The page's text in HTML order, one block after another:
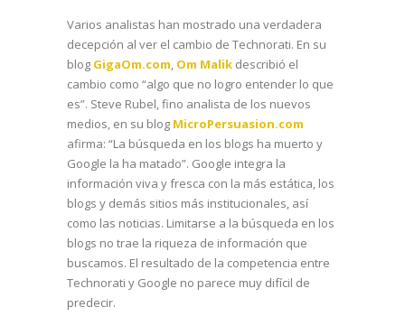
Varios analistas han mostrado una verdadera
decepción al ver el cambio de Technorati. En su
blog GigaOm.com, Om Malik describió el
cambio como “algo que no logro entender lo que
es”. Steve Rubel, fino analista de los nuevos
medios, en su blog MicroPersuasion.com
afirma: “La búsqueda en los blogs ha muerto y
Google la ha matado”. Google integra la
información viva y fresca con la más estática, los
blogs y demás sitios más institucionales, así
como las noticias. Limitarse a la búsqueda en los
blogs no trae la riqueza de información que
buscamos. El resultado de la competencia entre
Technorati y Google no parece muy difícil de
predecir.